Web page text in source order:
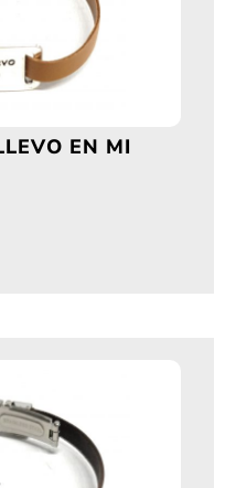
EN MI